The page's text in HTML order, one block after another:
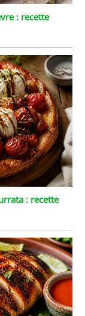
: recette
: recette